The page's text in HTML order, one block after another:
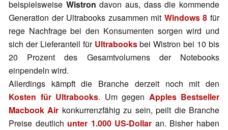
beispielsweise Wistron davon aus, dass die kommende
Generation der Ultrabooks zusammen mit Windows 8 für
rege Nachfrage bei den Konsumenten sorgen wird und
sich der Lieferanteil für Ultrabooksbei Wistron bei 10 bis
20 Prozent des Gesamtvolumens der Notebooks
einpendeln wird.
Allerdings kämpft die Branche derzeit noch mit den
Kosten für Ultrabooks. Um gegen Apples Bestseller
Macbook Air konkurrenzfähig zu sein, peilt die Branche
Preise deutlich unter 1.000 US-Dollar an. Bisher haben